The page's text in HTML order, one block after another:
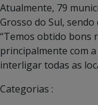
Atualmente, 79
Grosso do Sul,
“Temos obtido bons
principalmente com
interligar todas as
Categorias :